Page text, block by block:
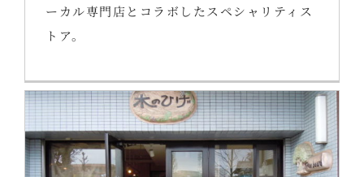
ーカル専門店とコラボしたスペシャリティス
トア。